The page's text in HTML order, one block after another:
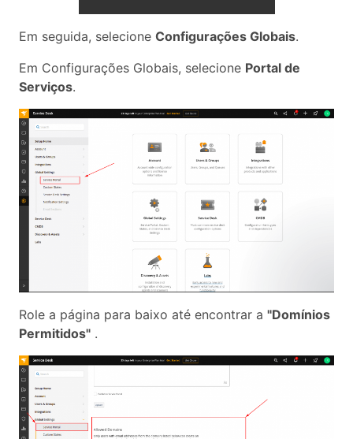
Em seguida, selecione Configurações Globais.
Em Configurações Globais, selecione Portal de
Serviços.
Role a página para baixo até encontrar a "Domínios
Permitidos" .